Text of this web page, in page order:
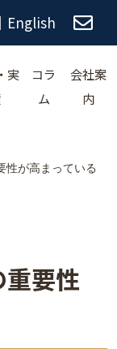
｜ English
実
コラ
ム
会社案
内
性が高まっている
要性